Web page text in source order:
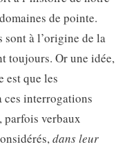
de pointe.
sont à l’origine de la
toujours. Or une idée,
est que les
ces interrogations
parfois verbaux
dans leur